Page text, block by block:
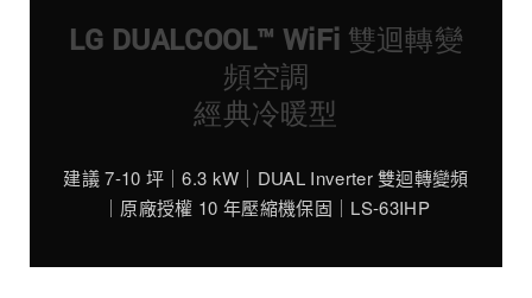
LG DUALCOOL™ WiFi 雙迴轉變
頻空調
經典冷暖型
建議 7-10 坪｜6.3 kW｜DUAL Inverter 雙迴轉變頻
｜原廠授權 10 年壓縮機保固｜LS-63IHP